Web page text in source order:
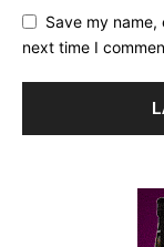
Save my
next time I